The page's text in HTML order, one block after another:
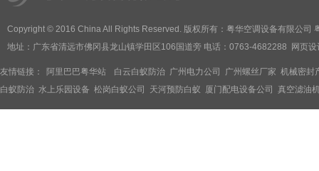
Copyright © 2016 China All Rights Reserved. 版权所有：粤华空调设备有限公司
地址：广东省清远市佛冈县龙山镇学田区106国道旁 电话：0763-4682288
网页设
友情链接： 阿里巴巴粤华站 白云白蚁防治 广州电力公司 广州螺丝厂家 机械密封
白蚁防治 水上乐园设备 松岗白蚁公司 天河预防白蚁 厦门配电设备公司 真空滤油